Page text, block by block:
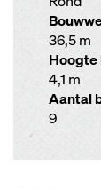
36,5 m
Hoogte
4,1 m
Aantal
9